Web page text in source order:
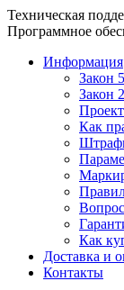
Техническая
Программное
Информация
Закон
Закон
Как
Как
Доставка и
Контакты